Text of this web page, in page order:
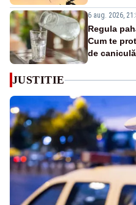
6 aug. 2026,
Regula
Cum te
de caniculă
JUSTITIE